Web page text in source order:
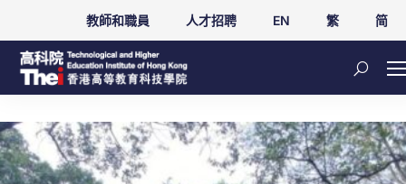
教師和職員 人才招聘 EN 繁 简